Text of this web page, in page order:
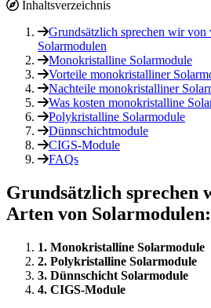
Inhaltsverzeichnis
Grundsätzlich sprechen wir von
Solarmodulen
Monokristalline Solarmodule
Vorteile monokristalliner
Nachteile monokristalliner
Was kosten monokristalline
Polykristalline Solarmodule
Dünnschichtmodule
CIGS-Module
FAQs
Grundsätzlich sprechen
Arten von Solarmodulen:
1. Monokristalline Solarmodule
2. Polykristalline Solarmodule
3. Dünnschicht Solarmodule
4. CIGS-Module